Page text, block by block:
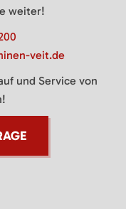
weiter!
veit.de
und Service von